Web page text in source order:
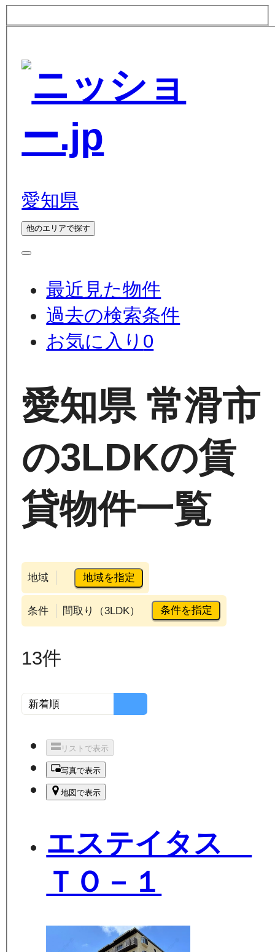
愛知県
他のエリアで探す
最近見た物件
過去の検索条件
お気に入り 0
愛知県 常滑市
の3LDKの賃
貸物件一覧
地域 地域を指定
条件 間取り（3LDK） 条件を指定
13件
リストで表示
写真で表示
地図で表示
エステイタス
ＴＯ－１